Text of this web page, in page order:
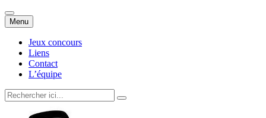
Menu Aller
au
contenu
Jeux concours
Liens
Contact
L’équipe
Recherche
pour